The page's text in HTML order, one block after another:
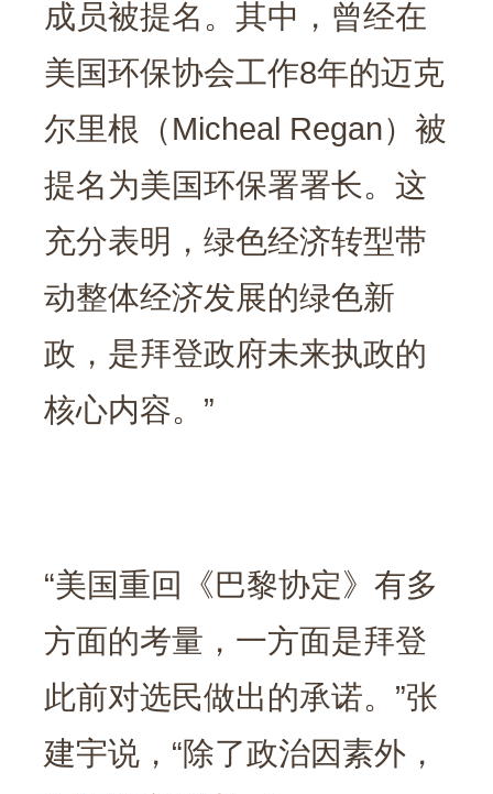
成员被提名。其中，曾经在
美国环保协会工作8年的迈克
尔里根（Micheal Regan）被
提名为美国环保署署长。这
充分表明，绿色经济转型带
动整体经济发展的绿色新
政，是拜登政府未来执政的
核心内容。”
“美国重回《巴黎协定》有多
方面的考量，一方面是拜登
此前对选民做出的承诺。”张
建宇说，“除了政治因素外，